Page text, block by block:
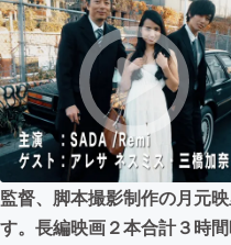
テクノロジー・ガ
映像・映画
ビジネス・起業
まちづくり・地域
監督、脚本撮影制作の月元
す。長編映画２本合計３時